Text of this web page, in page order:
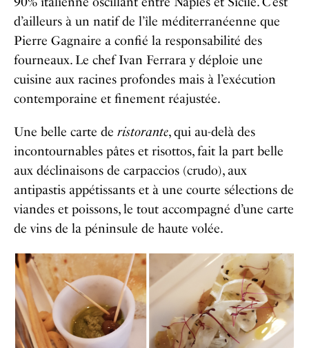
d’ailleurs à un natif de l’île méditerranéenne que
Pierre Gagnaire a confié la responsabilité des
fourneaux. Le chef Ivan Ferrara y déploie une
cuisine aux racines profondes mais à l’exécution
contemporaine et finement réajustée.
Une belle carte de ristorante, qui au-delà des
incontournables pâtes et risottos, fait la part belle
aux déclinaisons de carpaccios (crudo), aux
antipastis appétissants et à une courte sélections de
viandes et poissons, le tout accompagné d’une carte
de vins de la péninsule de haute volée.